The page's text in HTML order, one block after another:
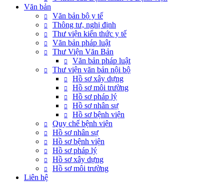
Văn bản
Văn bản bộ y tế
Thông tư, nghị định
Thư viện kiến thức y tế
Văn bản pháp luật
Thư Viện Văn Bản
Văn bản pháp luật
Thư viện văn bản nội bộ
Hồ sơ xây dựng
Hồ sơ môi trường
Hồ sơ pháp lý
Hồ sơ nhân sự
Hồ sơ bệnh viện
Quy chế bệnh viện
Hồ sơ nhân sự
Hồ sơ bệnh viện
Hồ sơ pháp lý
Hồ sơ xây dựng
Hồ sơ môi trường
Liên hệ